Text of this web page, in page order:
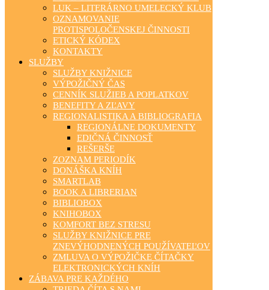
LUK – LITERÁRNO UMELECKÝ KLUB
OZNAMOVANIE
PROTISPOLOČENSKEJ ČINNOSTI
ETICKÝ KÓDEX
KONTAKTY
SLUŽBY
SLUŽBY KNIŽNICE
VÝPOŽIČNÝ ČAS
CENNÍK SLUŽIEB A POPLATKOV
BENEFITY A ZĽAVY
REGIONALISTIKA A BIBLIOGRAFIA
REGIONÁLNE DOKUMENTY
EDIČNÁ ČINNOSŤ
REŠERŠE
ZOZNAM PERIODÍK
DONÁŠKA KNÍH
SMARTLAB
BOOK A LIBRERIAN
BIBLIOBOX
KNIHOBOX
KOMFORT BEZ STRESU
SLUŽBY KNIŽNICE PRE
ZNEVÝHODNENÝCH POUŽÍVATEĽOV
ZMLUVA O VÝPOŽIČKE ČÍTAČKY
ELEKTRONICKÝCH KNÍH
ZÁBAVA PRE KAŽDÉHO